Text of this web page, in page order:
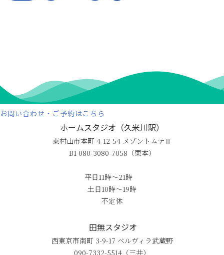
ョ
ン
お問い合わせ・ご予約はこちら
ホームスタジオ（久米川駅）
東村山市本町 4-12-54 メゾントムテⅡ
B1 080-3080-7058（栗本）
平日11時〜21時
土日10時〜19時
不定休
田無スタジオ
西東京市南町 3-9-17 ベルヴィラ武蔵野
090-7332-5514（三井）